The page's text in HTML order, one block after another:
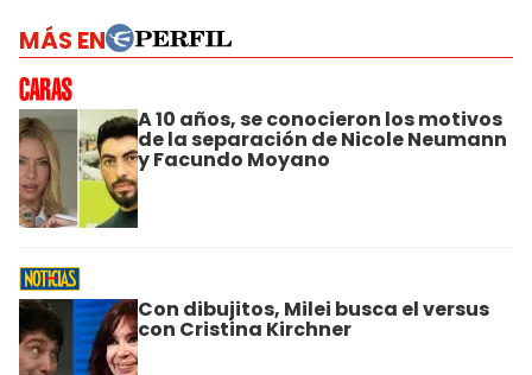
MÁS EN
A 10 años, se conocieron los motivos
de la separación de Nicole Neumann
y Facundo Moyano
Con dibujitos, Milei busca el versus
con Cristina Kirchner